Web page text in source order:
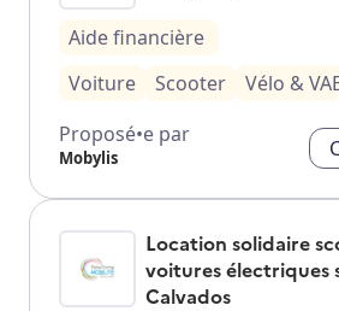
Aide financière
Voiture
Scooter Vélo &
Proposé•e par
Mobylis
Location solidaire
voitures électriques
Calvados